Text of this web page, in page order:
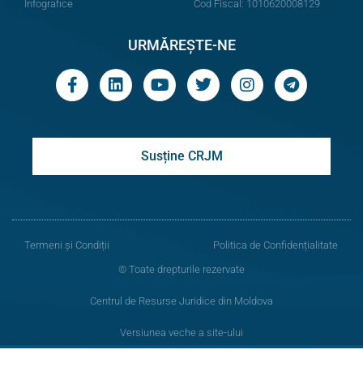
Infografice
Cod Fiscal: 1010620008129
URMĂREȘTE-NE
Susține CRJM
Termeni și Condiții
Politica de Confidențialitate
© Toate drepturile rezervate
Centrul de Resurse Juridice din Moldova
Versiunea veche a site-ului